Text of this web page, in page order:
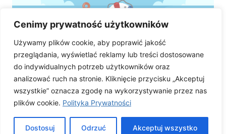
Cenimy prywatność użytkowników
Używamy plików cookie, aby poprawić jakość
przeglądania, wyświetlać reklamy lub treści dostosowane
do indywidualnych potrzeb użytkowników oraz
analizować ruch na stronie. Kliknięcie przycisku „Akceptuj
wszystkie” oznacza zgodę na wykorzystywanie przez nas
plików cookie. Polityka Prywatności
Dostosuj Odrzuć Akceptuj wszystko